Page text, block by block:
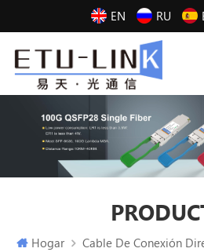
EN RU
Hogar Cable De Conexión